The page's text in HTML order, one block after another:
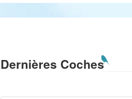
Dernières Coches